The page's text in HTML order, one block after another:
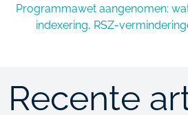
Programmawet aangenomen:
indexering, RSZ-
Recente